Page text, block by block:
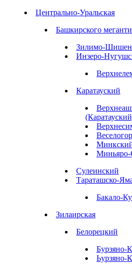
Центрально-Уральская
Башкирского
Зилимо-
Инзеро-
Каратауский
Сулеинский
Тараташско-
Бакало-
Зилаирская
Белорецкий
Бурзяно-
Ьурзяно-